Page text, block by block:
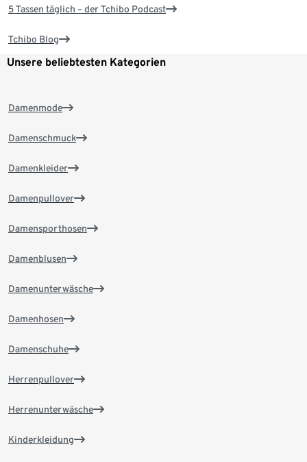
5 Tassen täglich – der Tchibo Podcast
Tchibo Blog
Unsere beliebtesten Kategorien
Damenmode
Damenschmuck
Damenkleider
Damenpullover
Damensporthosen
Damenblusen
Damenunterwäsche
Damenhosen
Damenschuhe
Herrenpullover
Herrenunterwäsche
Kinderkleidung